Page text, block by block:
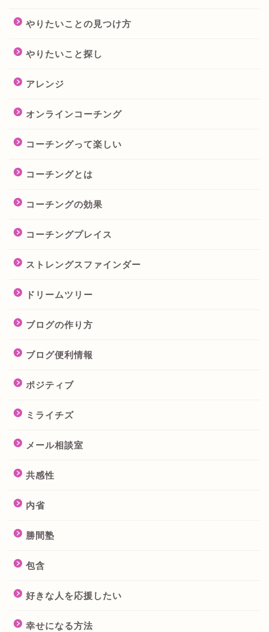
やりたいことの見つけ方
やりたいこと探し
アレンジ
オンラインコーチング
コーチングって楽しい
コーチングとは
コーチングの効果
コーチングプレイス
ストレングスファインダー
ドリームツリー
ブログの作り方
ブログ便利情報
ポジティブ
ミライチズ
メール相談室
共感性
内省
勝間塾
包含
好きな人を応援したい
幸せになる方法